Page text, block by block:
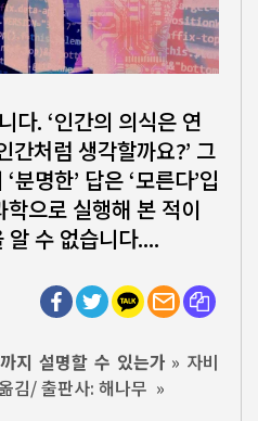
다. ‘인간의 의식은 연
간처럼 생각할까요?’ 그
명한’ 답은 ‘모른다’입
으로 실행해 본 적이
알 수 없습니다....
지 설명할 수 있는가 » 자비
김/ 출판사: 해나무 »